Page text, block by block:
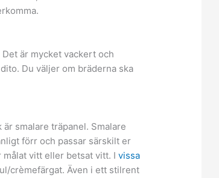
är mycket vackert och
Du väljer om bräderna ska
smalare träpanel. Smalare
förr och passar särskilt er
målat vitt eller betsat vitt. Ivissa
crèmefärgat. Även i ett stilrent